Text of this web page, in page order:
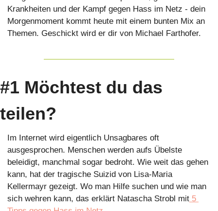
Krankheiten und der Kampf gegen Hass im Netz - dein
Morgenmoment kommt heute mit einem bunten Mix an
Themen. Geschickt wird er dir von Michael Farthofer.
#1 Möchtest du das
teilen?
Im Internet wird eigentlich Unsagbares oft
ausgesprochen. Menschen werden aufs Übelste
beleidigt, manchmal sogar bedroht. Wie weit das gehen
kann, hat der tragische Suizid von Lisa-Maria
Kellermayr gezeigt. Wo man Hilfe suchen und wie man
sich wehren kann, das erklärt Natascha Strobl mit 5